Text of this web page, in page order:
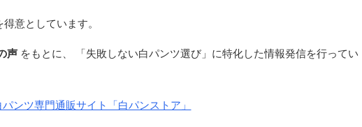
意としています。
声 をもとに、 「失敗しない白パンツ選び」に特化した情報発信を行ってい
パンツ専門通販サイト「白パンストア」